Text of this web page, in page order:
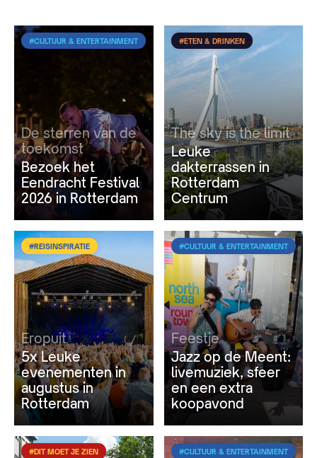
#CULTUUR & ENTERTAINMENT
De sterren van de
toekomst
Bezoek het
Eendracht Festival
2026 in Rotterdam
#ETEN & DRINKEN
The sky is the limit
Leuke
dakterrassen in
Rotterdam
Centrum
#REISINSPIRATIE
Eropuit
5x Leuke
evenementen in
augustus in
Rotterdam
#CULTUUR & ENTERTAINMENT
Feestje
Jazz op de Meent:
livemuziek, sfeer
en een extra
koopavond
#DIT MOET JE ZIEN #CULTUUR & ENTERTAINMENT